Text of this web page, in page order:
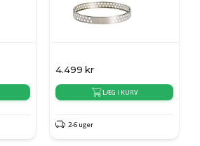
4.499 kr
LÆG I KURV
2-6 uger